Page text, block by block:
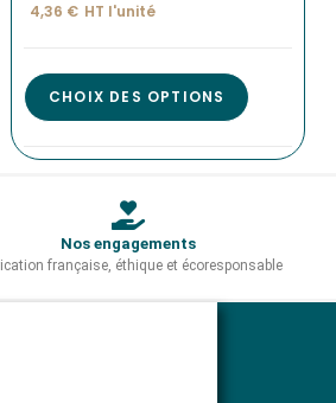
4,36 € HT l'unité
CHOIX DES OPTIONS
Nos engagements
française, éthique et écoresponsable